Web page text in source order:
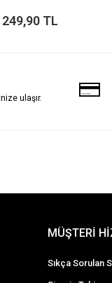
249,90 TL
ulaşır.
MÜŞTERİ
Sıkça Sorulan